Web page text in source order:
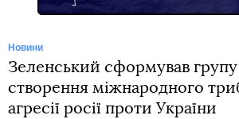
Новини
Зеленський сформував
створення міжнародного
агресії росії проти України